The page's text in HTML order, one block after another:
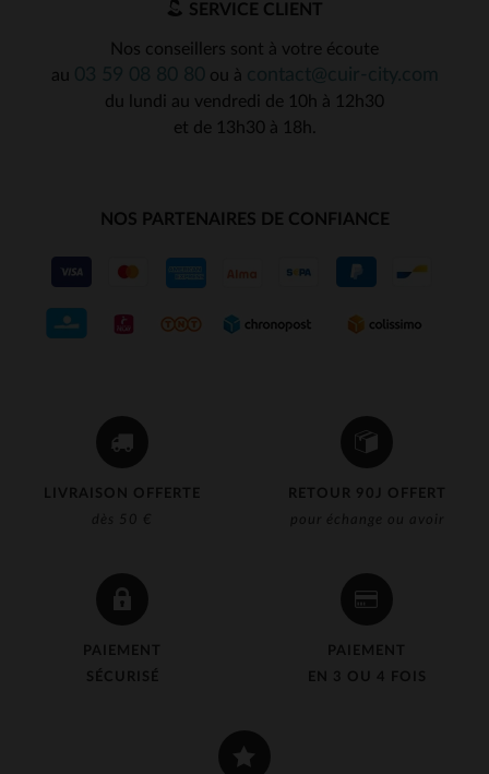
LIVRAISON OFFERTE
dès 50 €
RETOUR 90J OFFERT
pour échange ou avoir
PAIEMENT
SÉCURISÉ
PAIEMENT
EN 3 OU 4 FOIS
SERVICE CLIENT
Nos conseillers sont à votre écoute
au
ou à
du lundi au vendredi de 10h à 12h30
et de 13h30 à 18h.
NOS PARTENAIRES DE CONFIANCE